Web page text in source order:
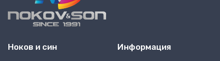
Ноков и син Информация